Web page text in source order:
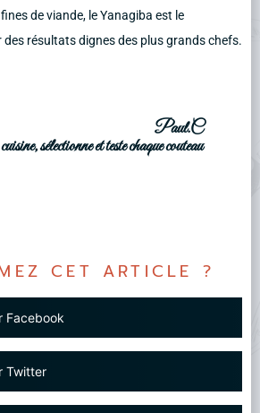
de viande, le Yanagiba est le
résultats dignes des plus grands chefs.
Paul.C
sélectionne et teste chaque couteau
CET ARTICLE ?
Facebook
Twitter